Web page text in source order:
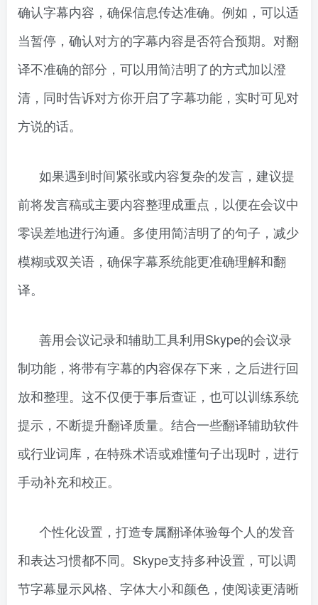
确认字幕内容，确保信息传达准确。例如，可以适
当暂停，确认对方的字幕内容是否符合预期。对翻
译不准确的部分，可以用简洁明了的方式加以澄
清，同时告诉对方你开启了字幕功能，实时可见对
方说的话。
如果遇到时间紧张或内容复杂的发言，建议提
前将发言稿或主要内容整理成重点，以便在会议中
零误差地进行沟通。多使用简洁明了的句子，减少
模糊或双关语，确保字幕系统能更准确理解和翻
译。
善用会议记录和辅助工具利用Skype的会议录
制功能，将带有字幕的内容保存下来，之后进行回
放和整理。这不仅便于事后查证，也可以训练系统
提示，不断提升翻译质量。结合一些翻译辅助软件
或行业词库，在特殊术语或难懂句子出现时，进行
手动补充和校正。
个性化设置，打造专属翻译体验每个人的发音
和表达习惯都不同。Skype支持多种设置，可以调
节字幕显示风格、字体大小和颜色，使阅读更清晰